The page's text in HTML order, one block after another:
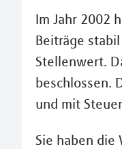
Im Jahr 2002
Beiträge
Stellenwert.
beschlossen.
und mit
Sie haben die